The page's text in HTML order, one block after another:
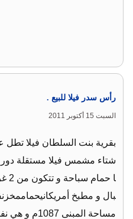
رأس سدر فيلا للبيع .
السبت 15 أكتوبر 2011
بقرية بنت السلطان فيلا
شتاء مشمس فيلا مستقلة
ا
مساحة